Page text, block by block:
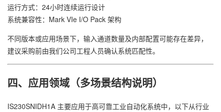
运行方式：24小时连续运行设计
系统兼容性：Mark VIe I/O Pack 架构
不同版本或应用场景下，输入通道数量及内部配置可能存在差异，
建议采购前由我们公司工程人员确认系统匹配性。
四、应用领域（多场景结构说明）
IS230SNIDH1A 主要应用于高可靠工业自动化系统中，以下从行业